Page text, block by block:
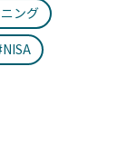
ング